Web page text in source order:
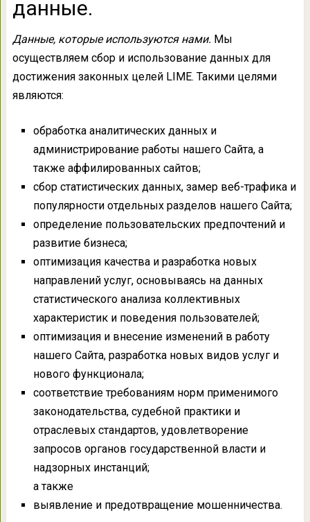
данные.
Данные, которые используются нами. Мы
осуществляем сбор и использование данных для
достижения законных целей LIME. Такими целями
являются:
обработка аналитических данных и
администрирование работы нашего Сайта, а
также аффилированных сайтов;
сбор статистических данных, замер веб-трафика и
популярности отдельных разделов нашего Сайта;
определение пользовательских предпочтений и
развитие бизнеса;
оптимизация качества и разработка новых
направлений услуг, основываясь на данных
статистического анализа коллективных
характеристик и поведения пользователей;
оптимизация и внесение изменений в работу
нашего Сайта, разработка новых видов услуг и
нового функционала;
соответствие требованиям норм применимого
законодательства, судебной практики и
отраслевых стандартов, удовлетворение
запросов органов государственной власти и
надзорных инстанций;
а также
выявление и предотвращение мошенничества.